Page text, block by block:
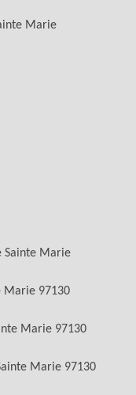
Marie
Sainte Marie
Marie 97130
Marie 97130
Marie 97130